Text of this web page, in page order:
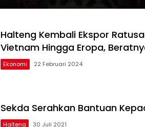
Halteng Kembali Ekspor
Vietnam Hingga Eropa,
Ekonomi 22 Februari 2024
Sekda Serahkan Bantuan
Halteng 30 Juli 2021